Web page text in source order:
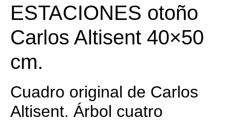
ESTACIONES otoño
Carlos Altisent 40×50
cm.
Cuadro original de Carlos
Altisent. Árbol cuatro